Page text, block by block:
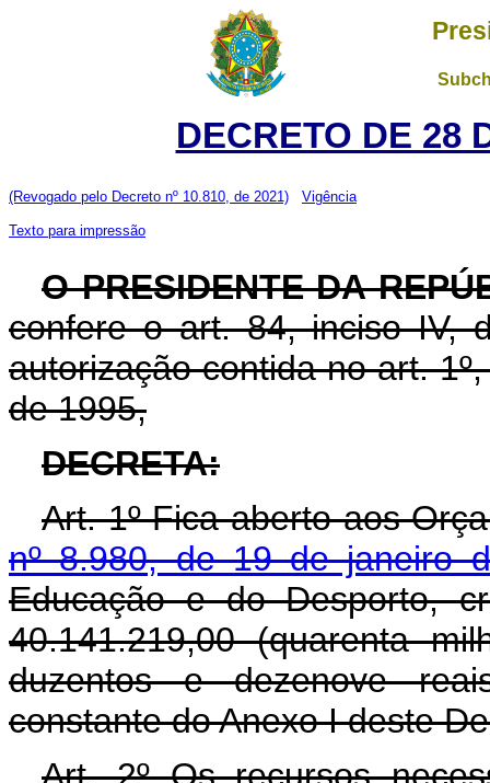
DECRETO DE 28
(Revogado pelo Decreto nº 10.810, de 2021) Vigência
Texto para impressão
O PRESIDENTE DA
confere o art. 84, inciso IV,
autorização contida no art.
de 1995,
DECRETA:
Art. 1º Fica aberto aos
nº 8.980, de 19 de janeiro
Educação e do Desporto,
40.141.219,00 (quarenta
duzentos e dezenove
constante do Anexo I deste